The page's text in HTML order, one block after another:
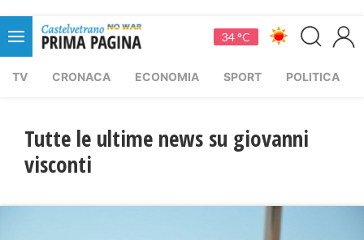
34 °C
TV CRONACA ECONOMIA SPORT POLITICA
Tutte le ultime news su giovanni
visconti